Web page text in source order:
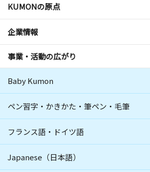
KUMONの原点
企業情報
事業・活動の広がり
Baby Kumon
ペン習字・かきかた・筆ペン・毛筆
フランス語・ドイツ語
Japanese（日本語）